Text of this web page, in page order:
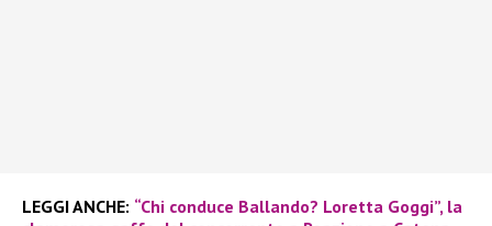
LEGGI ANCHE: “Chi conduce Ballando? Loretta Goggi”, la